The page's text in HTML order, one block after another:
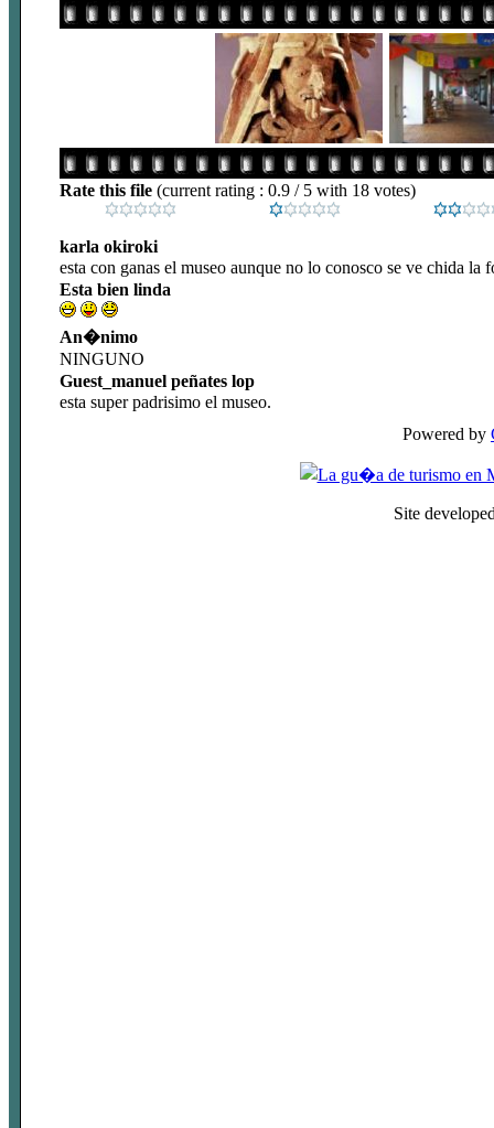
Rate this file (current rating : 0.9 / 5 with 18 votes)
karla okiroki
esta con ganas el museo aunque no lo conosco se ve chida la
Esta bien linda
An�nimo
NINGUNO
Guest_manuel peñates lop
esta super padrisimo el museo.
Powered by
Site